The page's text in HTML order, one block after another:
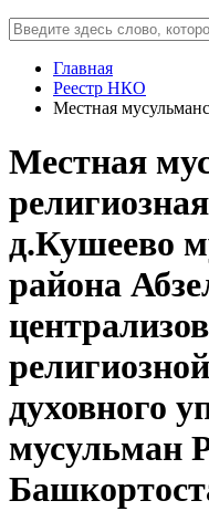
Главная
Реестр НКО
Местная
Местная
д.Кушеево
района
духовного
мусульман